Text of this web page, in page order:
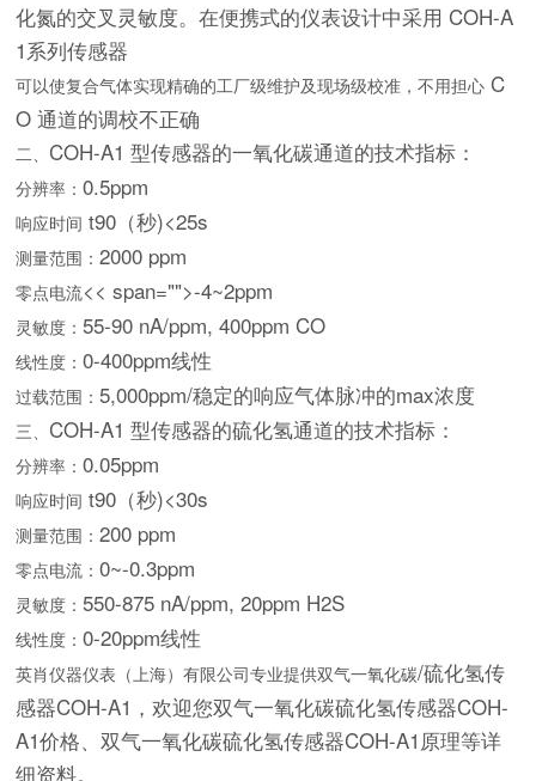
化氮的交叉灵敏度。在便携式的仪表设计中采用 COH-A
1系列传感器
可以使复合气体实现精确的工厂级维护及现场级校准，不用担心 C
O 通道的调校不正确
二、COH-A1 型传感器的一氧化碳通道的技术指标：
分辨率：0.5ppm
响应时间 t90（秒)<25s
测量范围：2000 ppm
零点电流<< span="">-4~2ppm
灵敏度：55-90 nA/ppm, 400ppmCO
线性度：0-400ppm线性
过载范围：5,000ppm/稳定的响应气体脉冲的max浓度
三、COH-A1 型传感器的硫化氢通道的技术指标：
分辨率：0.05ppm
响应时间 t90（秒)<30s
测量范围：200 ppm
零点电流：0~-0.3ppm
灵敏度：550-875 nA/ppm, 20ppm H2S
线性度：0-20ppm线性
英肖仪器仪表（上海）有限公司专业提供双气一氧化碳/硫化氢传
感器COH-A1，欢迎您双气一氧化碳硫化氢传感器COH-
A1价格、双气一氧化碳硫化氢传感器COH-A1原理等详
细资料。